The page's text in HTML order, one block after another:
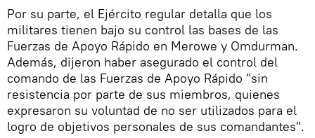
Por su parte, el Ejército regular detalla que los
militares tienen bajo su control las bases de las
Fuerzas de Apoyo Rápido en Merowe y Omdurman.
Además, dijeron haber asegurado el control del
comando de las Fuerzas de Apoyo Rápido "sin
resistencia por parte de sus miembros, quienes
expresaron su voluntad de no ser utilizados para el
logro de objetivos personales de sus comandantes".